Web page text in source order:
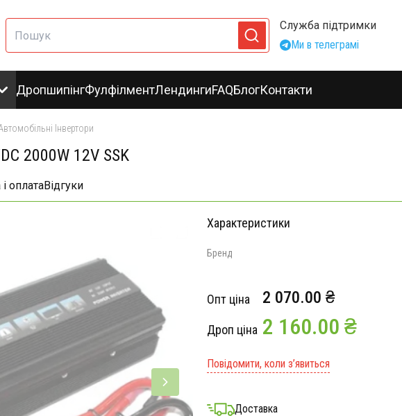
Служба підтримки
Ми в телеграмі
ДропшипінгФулфілментЛендингиFAQБлогКонтакти
Інвертори
2000W 12V SSK
оплатаВідгуки
Характеристики
Бренд
Опт ціна 2 070.00 ₴
Дроп ціна 2 160.00 ₴
Повідомити, коли з’явиться
Доставка